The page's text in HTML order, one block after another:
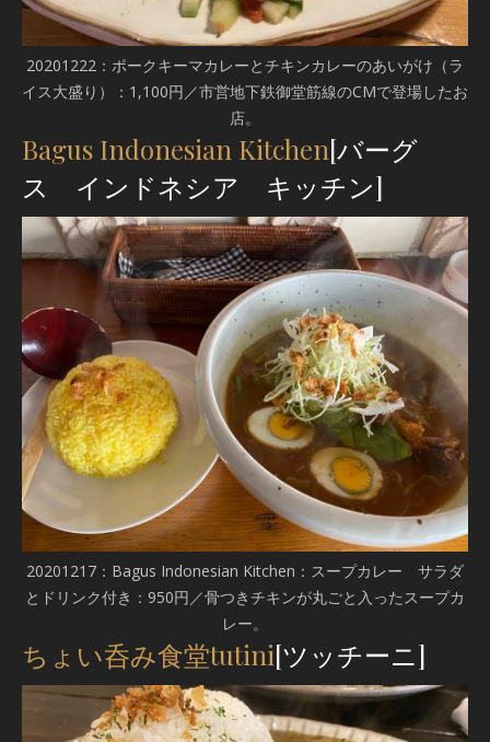
20201222：ポークキーマカレーとチキンカレーのあいがけ（ラ
イス大盛り）：1,100円／市営地下鉄御堂筋線のCMで登場したお
店。
Bagus Indonesian Kitchen[バーグ
ス インドネシア キッチン]
20201217：Bagus Indonesian Kitchen：スープカレー サラダ
とドリンク付き：950円／骨つきチキンが丸ごと入ったスープカ
レー。
ちょい呑み食堂tutini[ツッチーニ]